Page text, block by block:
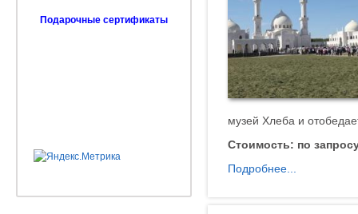
музей Хлеба и
Стоимость: по
Подробнее...
Подарочные сертификаты